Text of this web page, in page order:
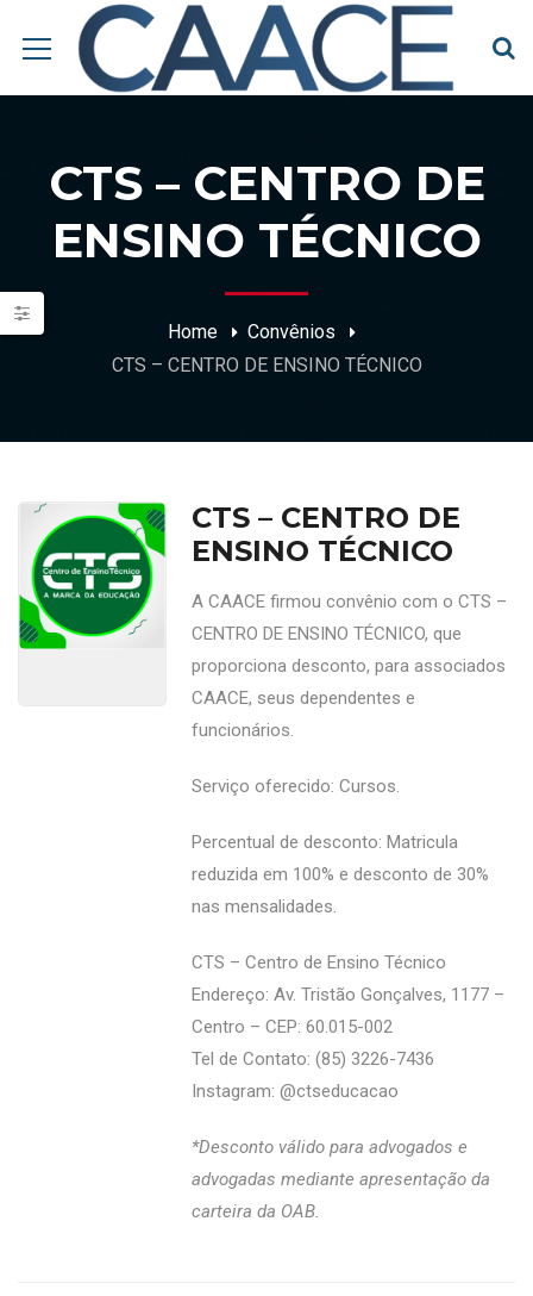
CTS – CENTRO DE
ENSINO TÉCNICO
Home
Convênios
CTS – CENTRO DE ENSINO TÉCNICO
CTS – CENTRO DE
ENSINO TÉCNICO
A CAACE firmou convênio com o CTS –
CENTRO DE ENSINO TÉCNICO, que
proporciona desconto, para associados
CAACE, seus dependentes e
funcionários.
Serviço oferecido: Cursos.
Percentual de desconto: Matricula
reduzida em 100% e desconto de 30%
nas mensalidades.
CTS – Centro de Ensino Técnico
Endereço: Av. Tristão Gonçalves, 1177 –
Centro – CEP: 60.015-002
Tel de Contato: (85) 3226-7436
Instagram: @‌ctseducacao
*Desconto válido para advogados e
advogadas mediante apresentação da
carteira da OAB.